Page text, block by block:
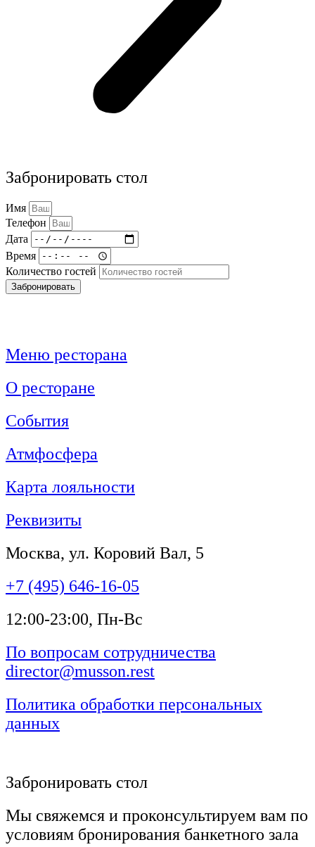
Забронировать стол
Имя
Телефон
Дата
Время
Количество гостей
Забронировать
Меню ресторана
О ресторане
События
Атмфосфера
Карта лояльности
Реквизиты
Москва, ул. Коровий Вал, 5
+7 (495) 646-16-05
12:00-23:00, Пн-Вс
По вопросам сотрудничества
director@musson.rest
Политика обработки персональных
данных
Забронировать стол
Мы свяжемся и проконсультируем вам по
условиям бронирования банкетного зала